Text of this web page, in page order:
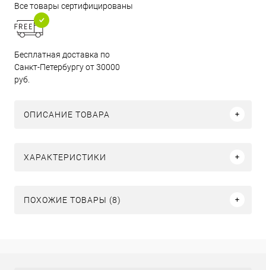
Все товары сертифицированы
Бесплатная доставка по
Санкт-Петербургу от 30000
руб.
ОПИСАНИЕ ТОВАРА
ХАРАКТЕРИСТИКИ
ПОХОЖИЕ ТОВАРЫ (8)